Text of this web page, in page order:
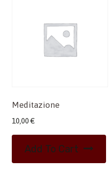
Meditazione
10,00 €
Add To Cart